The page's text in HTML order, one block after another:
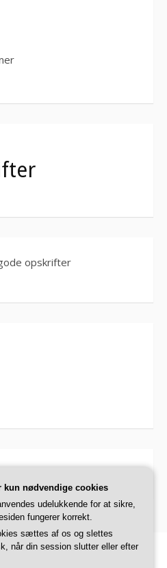
opskrifter
Alle rettigheder forbeholdes.
kun nødvendige cookies
udelukkende for at sikre,
fungerer korrekt.
sættes af os og slettes
når din session slutter eller efter